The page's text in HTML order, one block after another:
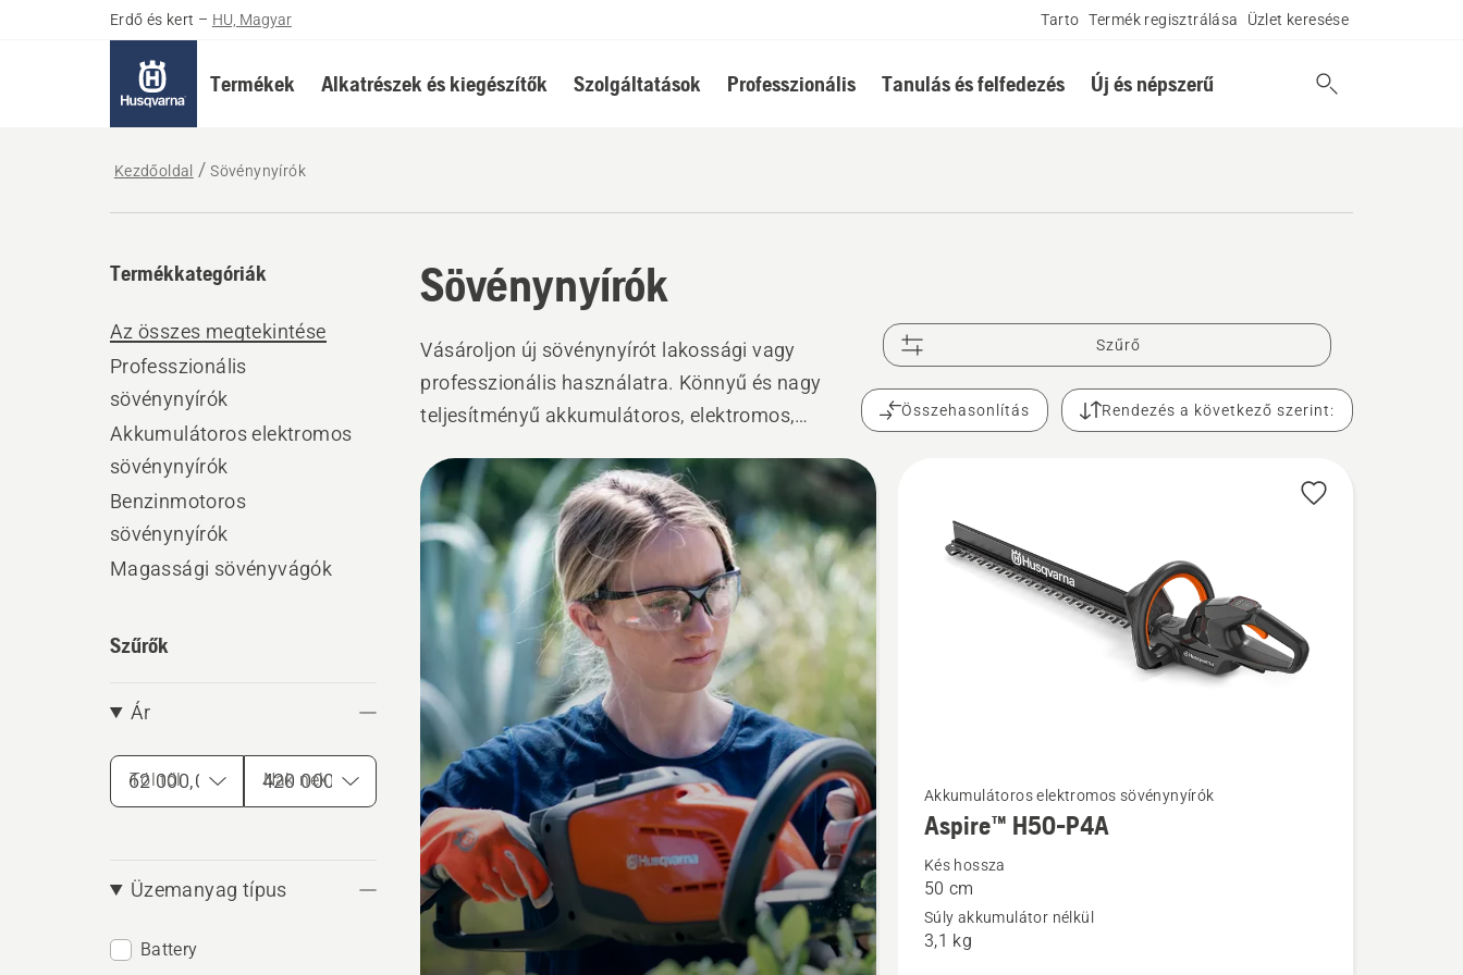
Erdő és kert – HU, Magyar Tarto Termék regisztrálása Üzlet keresése
Termékek Alkatrészek és kiegészítők Szolgáltatások Professzionális Tanulás és felfedezés Új és népszerű
Kezdőoldal Sövénynyírók
Sövénynyírók
Termékkategóriák
Az összes megtekintése
Professzionális
sövénynyírók
Akkumulátoros elektromos
sövénynyírók
Benzinmotoros
sövénynyírók
Magassági sövényvágók
Szűrők
Ár
Tól től Nak nek
Üzemanyag típus
Battery
Vásároljon új sövénynyírót lakossági vagy
professzionális használatra. Könnyű és nagy
teljesítményű akkumulátoros, elektromos,
sövényvágókat kínálunk.
Szűrő
Összehasonlítás Rendezés a következő szerint:
All
products
További
részletek
a(z)
Aspire™
H50-
P4A
Akkumulátoros elektromos sövénynyírók
Aspire™ H50-P4A
Kés hossza
50 cm
Súly akkumulátor nélkül
3,1 kg